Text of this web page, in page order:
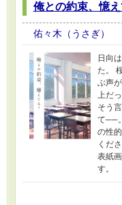
俺との約束、憶え
佑々木（うさぎ）
日向
た。
ぶ声
上だ
そう
て──
の性
くだ
表紙
す。